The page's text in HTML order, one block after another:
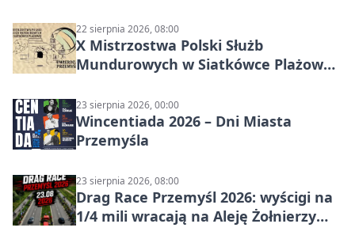
22 sierpnia 2026, 08:00
X Mistrzostwa Polski Służb
Mundurowych w Siatkówce Plażowej
23 sierpnia 2026, 00:00
Wincentiada 2026 – Dni Miasta
Przemyśla
23 sierpnia 2026, 08:00
Drag Race Przemyśl 2026: wyścigi na
1/4 mili wracają na Aleję Żołnierzy